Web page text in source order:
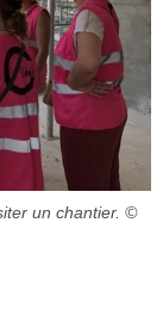
un chantier. ©